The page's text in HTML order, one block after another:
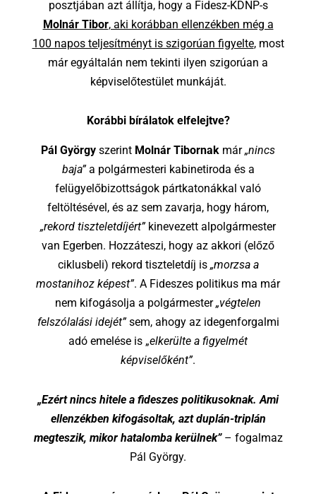
posztjában azt állítja, hogy a Fidesz-KDNP-s
Molnár Tibor, aki korábban ellenzékben még a
100 napos teljesítményt is szigorúan figyelte, most
már egyáltalán nem tekinti ilyen szigorúan a
képviselőtestület munkáját.
Korábbi bírálatok elfelejtve?
Pál György szerint Molnár Tibornak már„nincs
baja”a polgármesteri kabinetiroda és a
felügyelőbizottságok pártkatonákkal való
feltöltésével, és az sem zavarja, hogy három,
„rekord tiszteletdíjért”kinevezett alpolgármester
van Egerben. Hozzáteszi, hogy az akkori (előző
ciklusbeli) rekord tiszteletdíj is „morzsa a
mostanihoz képest”. A Fideszes politikus ma már
nem kifogásolja a polgármester„végtelen
felszólalási idejét”sem, ahogy az idegenforgalmi
adó emelése is „elkerülte a figyelmét
képviselőként”.
„Ezért nincs hitele a fideszes politikusoknak. Ami
ellenzékben kifogásoltak, azt duplán-triplán
megteszik, mikor hatalomba kerülnek”– fogalmaz
Pál György.